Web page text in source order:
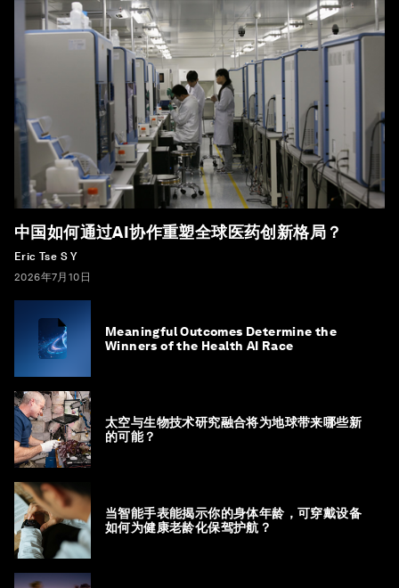
中国如何通过AI协作重塑全球医药创新格局？
Eric Tse S Y
2026年7月10日
Meaningful Outcomes Determine the
Winners of the Health AI Race
太空与生物技术研究融合将为地球带来哪些新
的可能？
当智能手表能揭示你的身体年龄，可穿戴设备
如何为健康老龄化保驾护航？